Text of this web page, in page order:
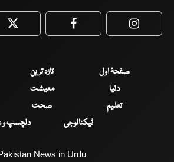
Twitter Facebook
صفحۂ اول تازہ ترین
دنیا
معیشت
تعلیم
صحت
ٹیکنالوجی
دلچسپ
News in Urdu